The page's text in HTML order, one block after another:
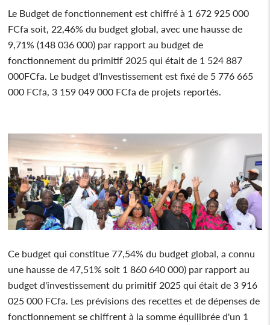
Le Budget de fonctionnement est chiffré à 1 672 925 000
FCfa soit, 22,46% du budget global, avec une hausse de
9,71% (148 036 000) par rapport au budget de
fonctionnement du primitif 2025 qui était de 1 524 887
000FCfa. Le budget d'Investissement est fixé de 5 776 665
000 FCfa, 3 159 049 000 FCfa de projets reportés.
Ce budget qui constitue 77,54% du budget global, a connu
une hausse de 47,51% soit 1 860 640 000) par rapport au
budget d'investissement du primitif 2025 qui était de 3 916
025 000 FCfa. Les prévisions des recettes et de dépenses de
fonctionnement se chiffrent à la somme équilibrée d'un 1